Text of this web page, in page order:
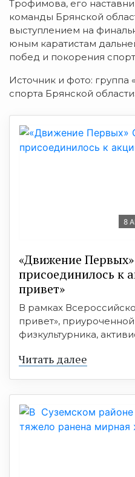
Трофимова, его
команды Брянской
выступлением на
юным каратистам
побед и покорения
Источник и фото:
спорта Брянской
8
«Движение
присоединилось к
привет»
В рамках
привет»,
физкультурника,
Читать далее